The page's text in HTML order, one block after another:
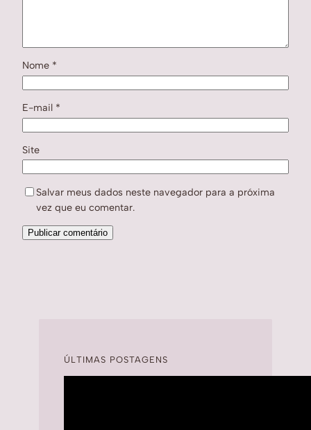
Nome *
E-mail *
Site
Salvar meus dados neste navegador para a próxima
vez que eu comentar.
ÚLTIMAS POSTAGENS